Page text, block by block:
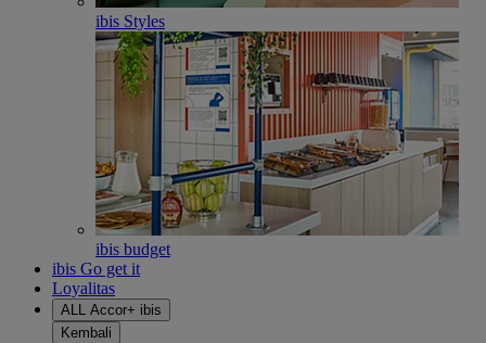
ibis Styles
ibis budget
ibis Go get it
Loyalitas
ALL Accor+ ibis
Kembali